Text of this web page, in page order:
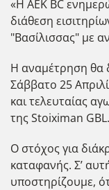
«Η ΑΕΚ BC
διάθεση
"Βασίλισσας" με
Η αναμέτρηση θα
Σάββατο 25
και τελευταίας
της Stoiximan GBL.
Ο στόχος για
καταφανής. Σ’
υποστηρίζουμε,